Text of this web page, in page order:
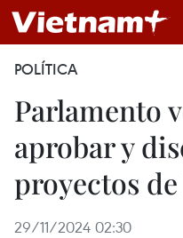
POLÍTICA
Parlamento
aprobar y
proyectos
29/11/2024 02:30